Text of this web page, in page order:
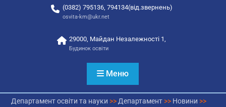
(0382) 795136, 794134(від.звернень)
osvita-km@ukr.net
29000, Майдан Незалежності 1,
Будинок освіти
Меню
Департамент освіти та науки >> Департамент>> Новини >>